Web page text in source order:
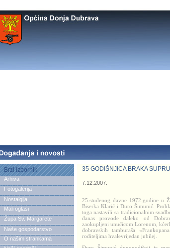
Brzi izbornik
Arhiva
Fotogalerija
Nostalgija
Mali oglasi
Župa Sv. Margarete
Naše gospodarstvo
O našim strankama
35 GODIŠNJICA BRAKA
7.12.2007.
25.studenog davne 1972.godine
Biserka Klarić i Đuro Šimunić.
toga nastavili sa tradicionalnim
danas provode daleko od
zaokupljeni unučicom Lorenom,
dobravskih tamburaša
roditeljima hvalevrijedan jubilej.